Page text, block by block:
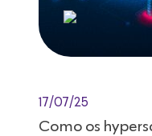
17/07/25
Como os